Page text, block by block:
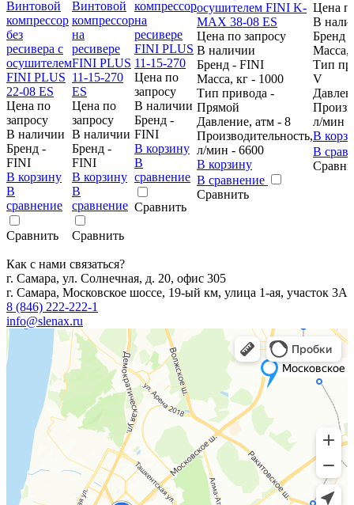
Цена по
запросу
В наличии
Бренд -
FINI
В корзину
В
сравнение
Сравнить
Цена по
запросу
В наличии
Бренд -
FINI
В корзину
В
сравнение
Сравнить
Цена по
запросу
В наличии
Бренд -
FINI
В корзину
В
сравнение
Сравнить
Цена по запросу
В наличии
Бренд - FINI
Масса, кг - 1000
Тип привода -
Прямой
Давление, атм - 8
Производительность,
л/мин - 6600
В корзину
В сравнение
Сравнить
Цена
В
Бренд
Масса,
Тип
V
л/мин -
В
В
Как с нами связаться?
г. Самара, ул. Солнечная, д. 20, офис 305
г. Самара, Московское шоссе, 19-ый км, улица 1-ая, участок 3А
8 (846) 222-222-1
info@slenax.ru